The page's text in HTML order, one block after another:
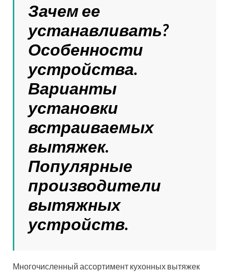
Зачем ее
устанавливать?
Особенности
устройства.
Варианты
установки
встраиваемых
вытяжек.
Популярные
производители
вытяжных
устройств.
Многочисленный ассортимент кухонных вытяжек